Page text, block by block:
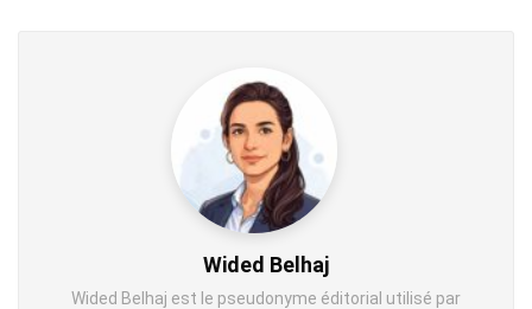
Wided Belhaj
Wided Belhaj est le pseudonyme éditorial utilisé par